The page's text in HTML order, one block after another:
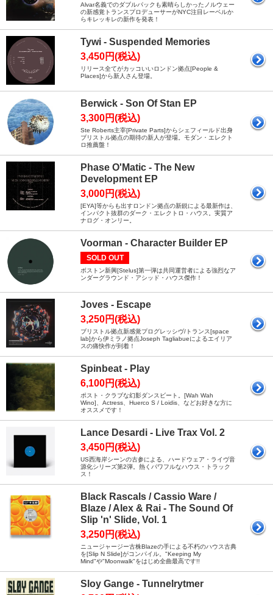
Alvar名義でのダブルパックも素晴らしかったノルウェー
の新感覚トランスプロデューサーがNYC注目レーベルか
らキレッキレの新作を発表！
Tywi - Suspended Memories
3,450円(税込)
リリース全てがカッコいいロンドン拠点[People &
Places]から新人さん登場。
Berwick - Son Of Stan EP
3,300円(税込)
Ste Roberts主宰[Private Parts]からシェフィールド出身
ブリストル拠点の期待の新人が登場。モダン・エレクト
ロ推薦盤！
Phase O'Matic - The New
Development EP
3,000円(税込)
[EYA]等からも出すロンドン拠点の新鋭による最新作は、
インパクト抜群のダーク・エレクトロ・ハウス。実質ア
ナログ・オンリー。
Voorman - Character Builder EP
SOLD OUT
ボストン新興[Stelus]第一弾は共同運営者による強烈なア
ンダーグラウンド・アシッド・ハウス傑作！
Joves - Escape
3,250円(税込)
ブリストル拠点新感覚プログレッシヴ/トランス[space
lab]から伊ミラノ拠点Joseph Tagliabueによるエイリア
スの痛快作が到着！
Spinbeat - Play
6,100円(税込)
ポスト・クラブな幻影ダンスビート。[Wah Wah
Wino]、Actress、Huerco S / Loidis、などお好きな方に
オススメです！
Lance Desardi - Live Trax Vol. 2
3,450円(税込)
US西海岸シーンの古参による、ハードウェア・ライヴ音
源化シリーズ第2弾。熱くパワフルなハウス・トラック
ス！
Black Rascals / Cassio Ware /
Blaze / Alex & Rai - The Sound Of
Slip 'n' Slide, Vol. 1
3,250円(税込)
ニュージャージー古株Blazeの手による不朽のハウス古典
を[Slip N Slide]がコンパイル。"Keeping My
Mind"や"Moonwalk"をはじめ全曲最高です!!
Sloy Gange - Tunnelrytmer